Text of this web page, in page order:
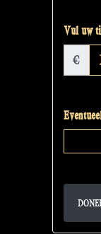
Vul uw
€